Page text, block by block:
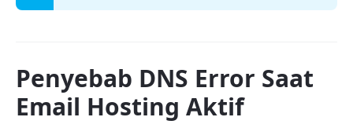
Penyebab DNS Error Saat
Email Hosting Aktif